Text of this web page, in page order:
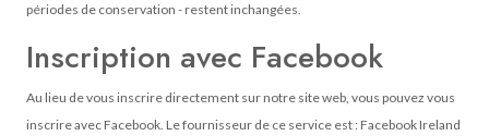
périodes de conservation - restent inchangées.
Inscription avec Facebook
Au lieu de vous inscrire directement sur notre site web, vous pouvez vous
inscrire avec Facebook. Le fournisseur de ce service est : Facebook Ireland